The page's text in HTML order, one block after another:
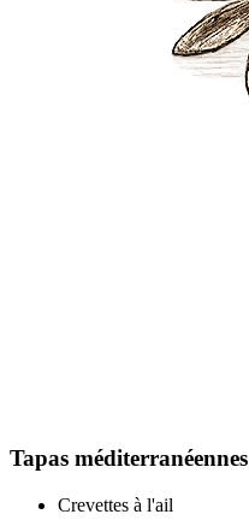
Tapas méditerranéennes
Crevettes à l'ail